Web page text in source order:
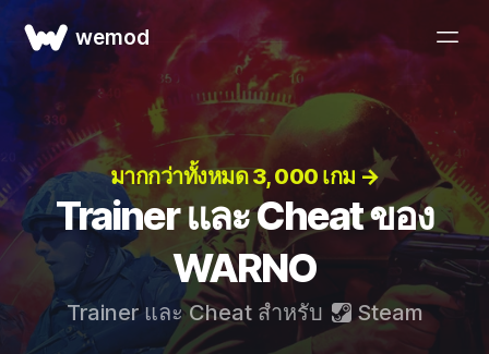
wemod
มากกว่าทั้งหมด 3, 000 เกม →
Trainer และ Cheat ของ
WARNO
Trainer และ Cheat สำหรับ Steam